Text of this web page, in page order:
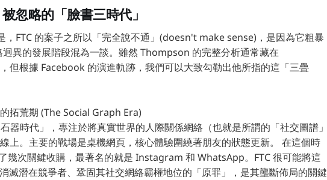
忽略的「臉書三時代」
FTC 的案子之所以「完全說不通」(doesn't make sense)，是因為它粗暴
異的發展階段混為一談。雖然 Thompson 的完整分析通常藏在
但根據 Facebook 的演進軌跡，我們可以大致勾勒出他所指的這「三疊
拓荒期 (The Social Graph Era)
器時代」，專注於將真實世界的人際關係網絡（也就是所謂的「社交圖譜」
上。主要的戰場是桌機網頁，核心體驗圍繞著朋友的狀態更新。 在這個時
幾次關鍵收購，最著名的就是 Instagram 和 WhatsApp。FTC 很可能將這
滅潛在競爭者、鞏固其社交網絡霸權地位的「原罪」，是其壟斷佈局的關鍵